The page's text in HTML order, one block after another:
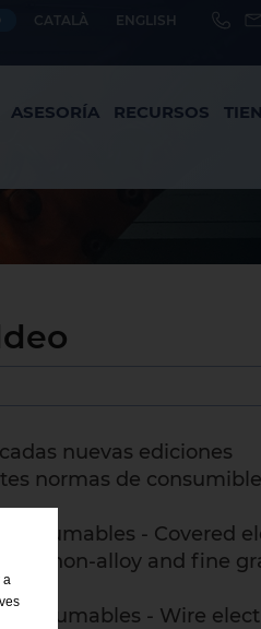
CATALÀ ENGLISH
ASESORÍA RECURSOS
nuevas ediciones
normas de
consumables - Covered
of non-alloy and fine
consumables - Wire
a